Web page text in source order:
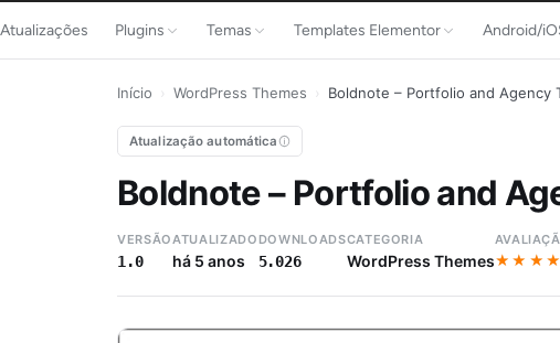
Atualizações Plugins Temas Templates Elementor Android/
Início WordPress Themes Boldnote – Portfolio and Agency
Atualização automática
Boldnote – Portfolio and
VERSÃO
1.0
ATUALIZADO
há 5 anos
DOWNLOADS
5.026
CATEGORIA
WordPress Themes